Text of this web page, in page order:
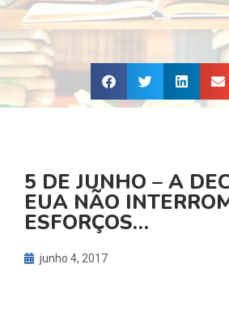
5 DE JUNHO – A
EUA NÃO
ESFORÇOS…
junho 4, 2017